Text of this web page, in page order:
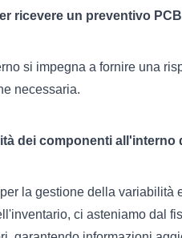
ricevere un preventivo
si impegna a fornire una
necessaria.
dei componenti
la gestione della
ci asteniamo dal